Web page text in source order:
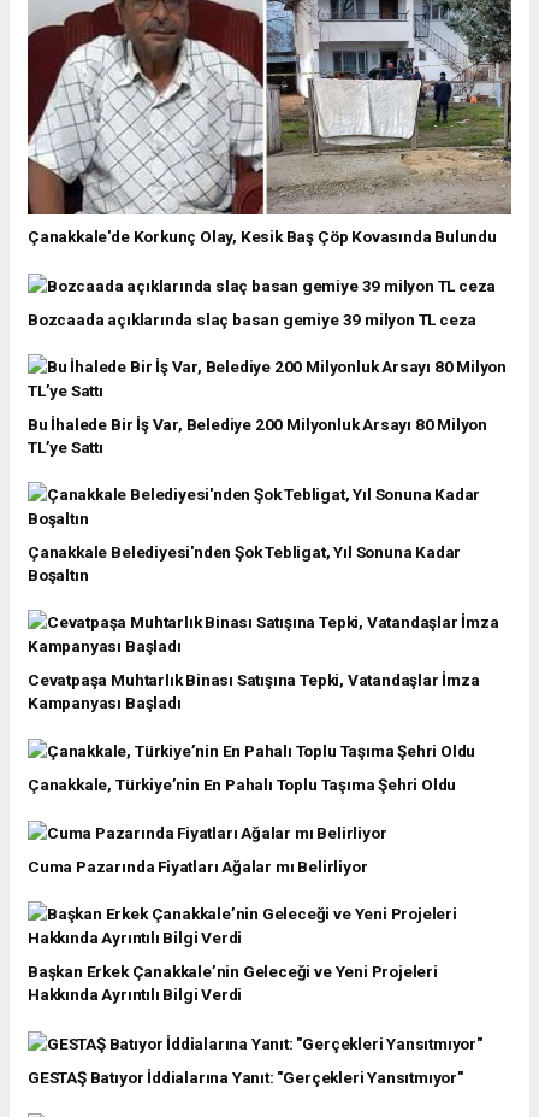
Çanakkale'de Korkunç Olay, Kesik Baş Çöp Kovasında Bulundu
Bozcaada açıklarında slaç basan gemiye 39 milyon TL ceza
Bu İhalede Bir İş Var, Belediye 200 Milyonluk Arsayı 80 Milyon
TL’ye Sattı
Çanakkale Belediyesi'nden Şok Tebligat, Yıl Sonuna Kadar
Boşaltın
Cevatpaşa Muhtarlık Binası Satışına Tepki, Vatandaşlar İmza
Kampanyası Başladı
Çanakkale, Türkiye’nin En Pahalı Toplu Taşıma Şehri Oldu
Cuma Pazarında Fiyatları Ağalar mı Belirliyor
Başkan Erkek Çanakkale’nin Geleceği ve Yeni Projeleri
Hakkında Ayrıntılı Bilgi Verdi
GESTAŞ Batıyor İddialarına Yanıt: "Gerçekleri Yansıtmıyor"